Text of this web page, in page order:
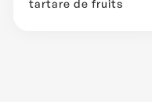
tartare de fruits